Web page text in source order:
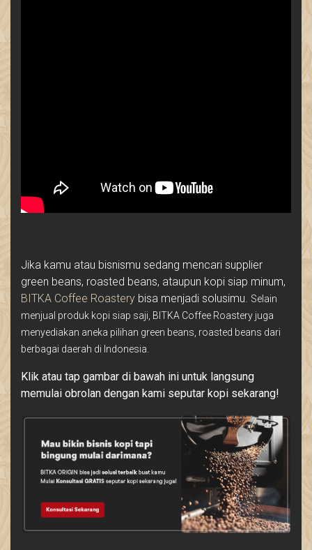
Jika kamu atau bisnismu sedang mencari supplier
green beans, roasted beans, ataupun kopi siap minum,
BITKA Coffee Roastery bisa menjadi solusimu. Selain
menjual produk kopi siap saji, BITKA Coffee Roastery juga
menyediakan aneka pilihan green beans, roasted beans dari
berbagai daerah di Indonesia.
Klik atau tap gambar di bawah ini untuk langsung
memulai obrolan dengan kami seputar kopi sekarang!